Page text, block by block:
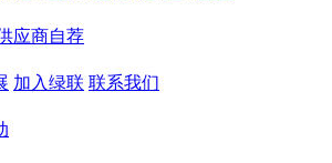
应商自荐
加入绿联 联系我们